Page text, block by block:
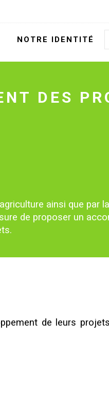
NOTRE IDENTITÉ
DES
ainsi que par
de proposer un
de leurs